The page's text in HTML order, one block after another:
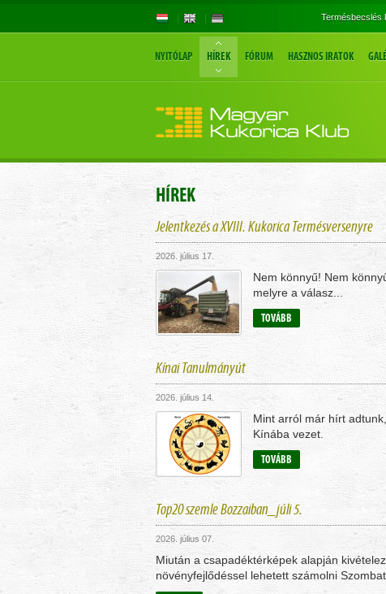
Termésbecslés
NYITÓLAP HÍREK FÓRUM HASZNOS IRATOK
HÍREK
Jelentkezés a XVIII. Kukorica Termésversenyre
2026. július 17.
Nem könnyű! Nem
melyre a válasz...
TOVÁBB
Kínai Tanulmányút
2026. július 14.
Mint arról már hírt
Kínába vezet.
TOVÁBB
Top20 szemle Bozzaiban_júli 5.
2026. július 07.
Miután a csapadéktérképek alapján
növényfejlődéssel lehetett számolni